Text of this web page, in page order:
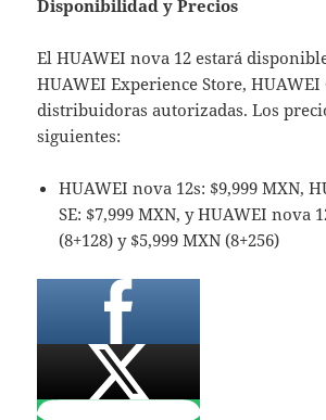
Disponibilidad y Precios
El HUAWEI nova 12 estará
HUAWEI Experience Store,
distribuidoras autorizadas. Los
siguientes:
HUAWEI nova 12s: $9,999 MXN,
SE: $7,999 MXN, y HUAWEI nova
(8+128) y $5,999 MXN (8+256)